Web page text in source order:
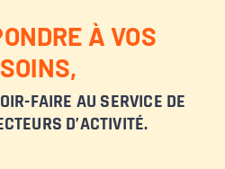
À VOS
FAIRE AU SERVICE DE
D’ACTIVITÉ.